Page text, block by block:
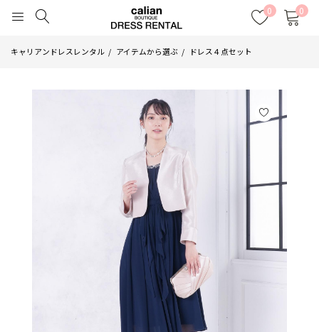
0 0
キャリアンドレスレンタル アイテムから選ぶ ドレス４点セット